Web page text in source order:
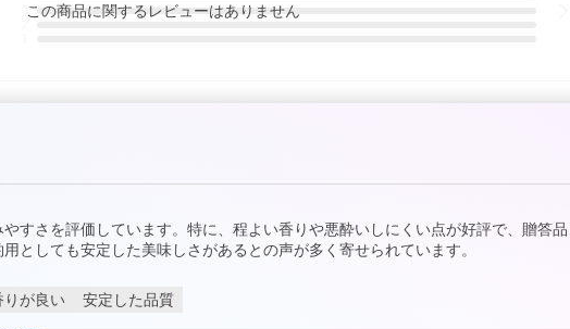
この商品に関するレビューはありません
すさを評価しています。特に、程よい香りや悪酔いしにくい点が好評で、贈答
としても安定した美味しさがあるとの声が多く寄せられています。
りが良い 安定した品質